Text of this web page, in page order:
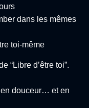
dans les mêmes
toi-même
“Libre d’être toi”.
en douceur… et en